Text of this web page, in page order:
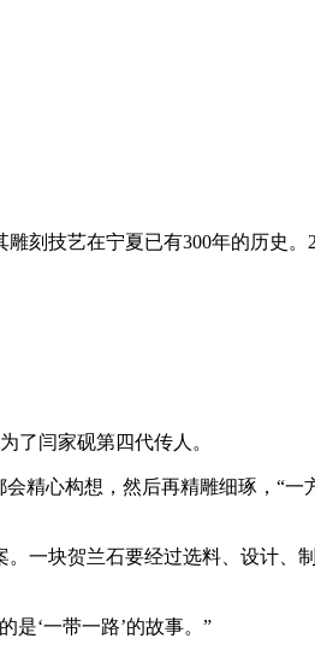
技艺在宁夏已有300年的历史。
闫家砚第四代传人。
精心构想，然后再精雕细琢，“一
一块贺兰石要经过选料、设计、
‘一带一路’的故事。”